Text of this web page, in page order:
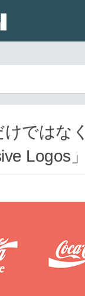
ではな
Logos」